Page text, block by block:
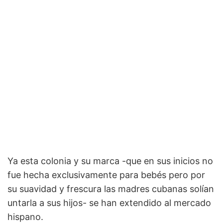
Ya esta colonia y su marca -que en sus inicios no
fue hecha exclusivamente para bebés pero por
su suavidad y frescura las madres cubanas solían
untarla a sus hijos- se han extendido al mercado
hispano.